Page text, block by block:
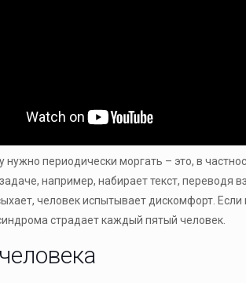
периодически моргать – это, в
например, набирает текст, переводя
человек испытывает дискомфорт.
страдает каждый пятый человек.